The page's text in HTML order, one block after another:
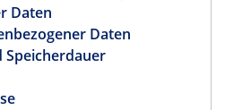
Daten
Daten
Speicherdauer